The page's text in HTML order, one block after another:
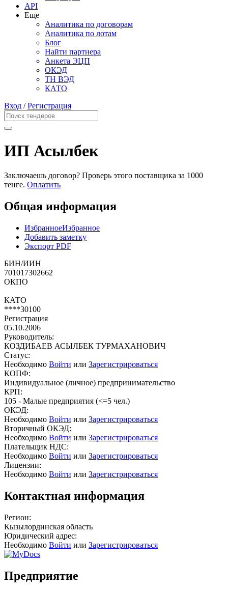
API
Еще
Аналитика по договорам
Аналитика по лотам
Блог
Найти партнера
Анкета ЭЦП
ОКЭД
ТН ВЭД
КАТО
Вход /Регистрация
ИП Асылбек
Заключаешь договор? Проверь этого поставщика за 1000
тенге. Оплатить
Общая информация
ИзбранноеИзбранное
Добавить заметку
Экспорт PDF
БИН/ИИН
701017302662
ОКПО
КАТО
****30100
Регистрация
05.10.2006
Руководитель:
КОЗДИБАЕВ АСЫЛБЕК ТУРМАХАНОВИЧ
Статус:
Необходимо Войти или Зарегистрироваться
КОПФ:
Индивидуальное (личное) предпринимательство
КРП:
105 - Малые предприятия (<=5 чел.)
ОКЭД:
Необходимо Войти или Зарегистрироваться
Вторичный ОКЭД:
Необходимо Войти или Зарегистрироваться
Плательщик НДС:
Необходимо Войти или Зарегистрироваться
Лицензии:
Необходимо Войти или Зарегистрироваться
Контактная информация
Регион:
Кызылординская область
Юридический адрес:
Необходимо Войти или Зарегистрироваться
Предприятие